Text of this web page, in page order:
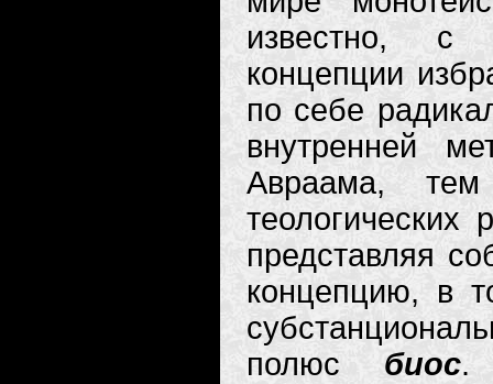
известно, с
концепции
по себе
внутренней
Авраама,
представляя
концепцию, в
полюс биос.